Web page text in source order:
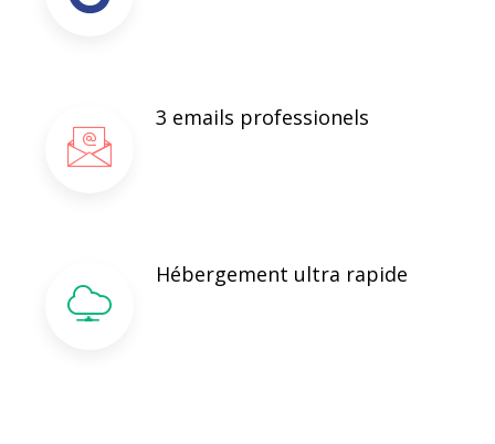
3 emails professionels
Hébergement ultra rapide